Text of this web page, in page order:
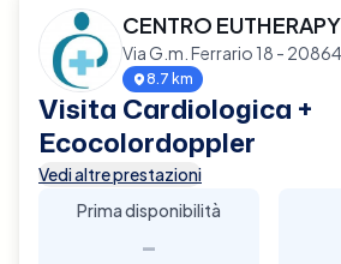
CENTRO EUTHERAPY
Via G.m. Ferrario 18 -
8.7 km
Visita Cardiologica +
Ecocolordoppler
Vedi altre prestazioni
Prima disponibilità
-